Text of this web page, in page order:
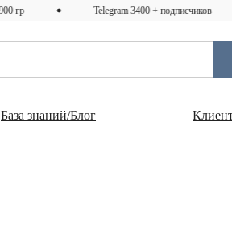
Telegram 3400 + подписчиков
База знаний/Блог